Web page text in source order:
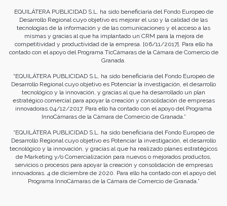
EQUILÁTERA PUBLICIDAD S.L. ha sido beneficiaria del Fondo Europeo de
Desarrollo Regional cuyo objetivo es mejorar el uso y la calidad de las
tecnologías de la información y de las comunicaciones y el acceso a las
mismas y gracias al que ha implantado un CRM para la mejora de
competitividad y productividad de la empresa. [06/11/2017]. Para ello ha
contado con el apoyo del Programa TicCámaras de la Cámara de Comercio de
Granada.
“EQUILÁTERA PUBLICIDAD S.L. ha sido beneficiaria del Fondo Europeo de
Desarrollo Regional cuyo objetivo es Potenciar la investigación, el desarrollo
tecnológico y la innovación, y gracias al que ha desarrollado un plan
estratégico comercial para apoyar la creación y consolidación de empresas
innovadoras.04/12/2017. Para ello ha contado con el apoyo del Programa
InnoCámaras de la Cámara de Comercio de Granada.”
“EQUILÁTERA PUBLICIDAD S.L. ha sido beneficiaria del Fondo Europeo de
Desarrollo Regional cuyo objetivo es Potenciar la investigación, el desarrollo
tecnológico y la innovación, y gracias al que ha realizado planes estratégicos
de Marketing y/o Comercialización para nuevos o mejorados productos,
servicios o procesos para apoyar la creación y consolidación de empresas
innovadoras. 4 de diciembre de 2020. Para ello ha contado con el apoyo del
Programa InnoCámaras de la Cámara de Comercio de Granada.”